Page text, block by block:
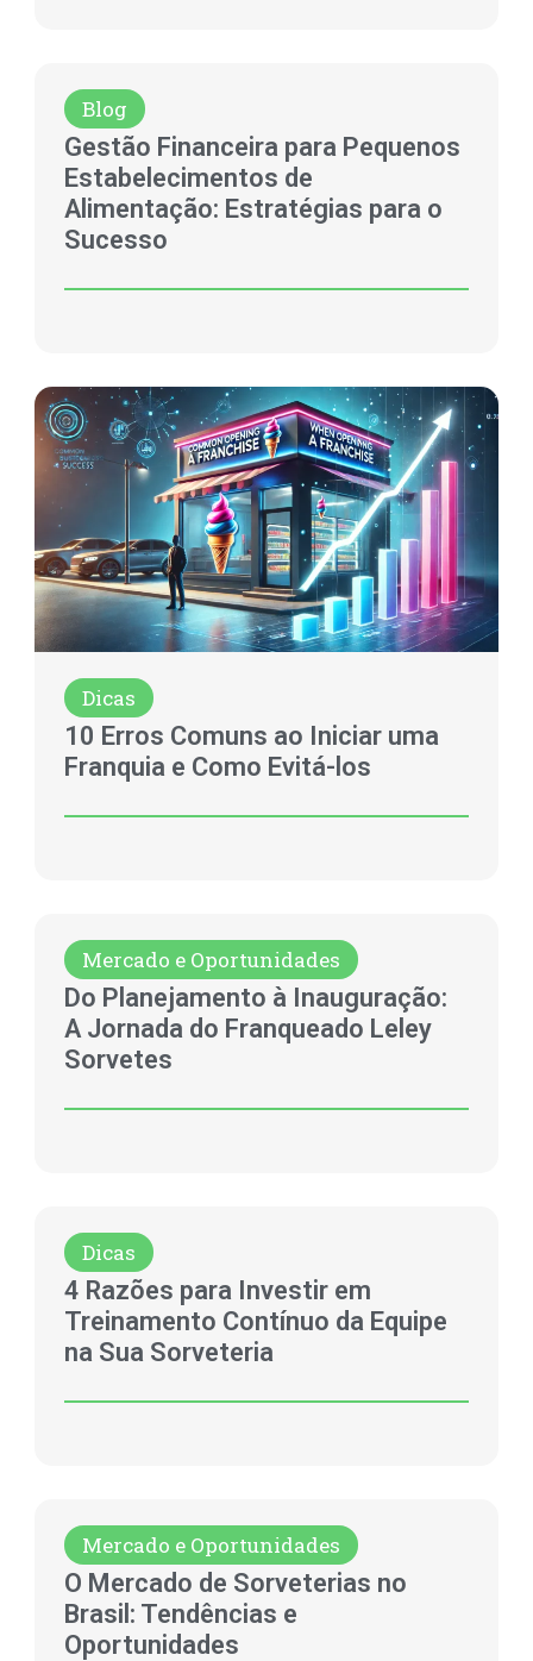
Blog
Gestão Financeira para Pequenos
Estabelecimentos de
Alimentação: Estratégias para o
Sucesso
Dicas
10 Erros Comuns ao Iniciar uma
Franquia e Como Evitá-los
Mercado e Oportunidades
Do Planejamento à Inauguração:
A Jornada do Franqueado Leley
Sorvetes
Dicas
4 Razões para Investir em
Treinamento Contínuo da Equipe
na Sua Sorveteria
Mercado e Oportunidades
O Mercado de Sorveterias no
Brasil: Tendências e
Oportunidades